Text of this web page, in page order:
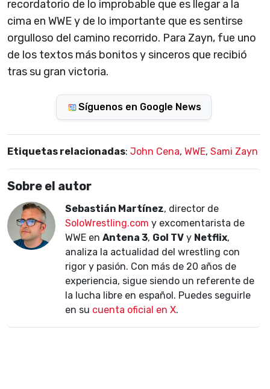
recordatorio de lo improbable que es llegar a la
cima en WWE y de lo importante que es sentirse
orgulloso del camino recorrido. Para Zayn, fue uno
de los textos más bonitos y sinceros que recibió
tras su gran victoria.
Síguenos en Google News
Etiquetas relacionadas: John Cena, WWE, Sami Zayn
Sobre el autor
Sebastián Martínez, director de
SoloWrestling.com y excomentarista de
WWE en Antena 3, Gol TV y Netflix,
analiza la actualidad del wrestling con
rigor y pasión. Con más de 20 años de
experiencia, sigue siendo un referente de
la lucha libre en español. Puedes seguirle
en su cuenta oficial en X.